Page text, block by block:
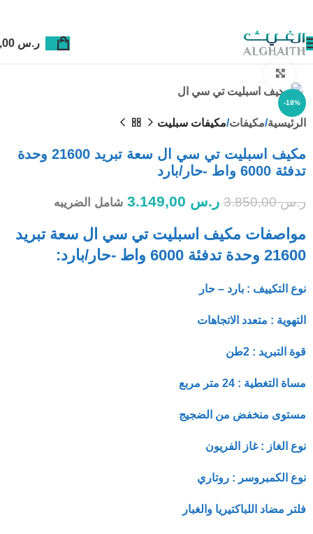
ر.س
-18%
الرئيسية مكيفات مكيفات سبليت
مكيف اسبليت تي سي ال سعة تبريد 21600 وحدة
تدفئة 6000 واط -حار/بارد
ر.س3.850,00 ر.س شامل الضريبه
مواصفات مكيف اسبليت تي سي ال سعة تبريد
21600 وحدة تدفئة 6000 واط -حار/بارد:
نوع التكييف : بارد – حار
التهوية : متعدد الاتجاهات
قوة التبريد : 2طن
مساة التغطية : 24 متر مربع
مستوى منخفض من الضجيج
نوع الغاز : غاز الفريون
نوع الكمبروسر : روتاري
فلتر مضاد اللباكتيريا والغبار